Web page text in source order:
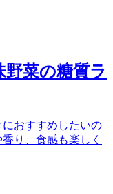
菜の糖質ラ
おすすめしたいの
り、食感も楽しく